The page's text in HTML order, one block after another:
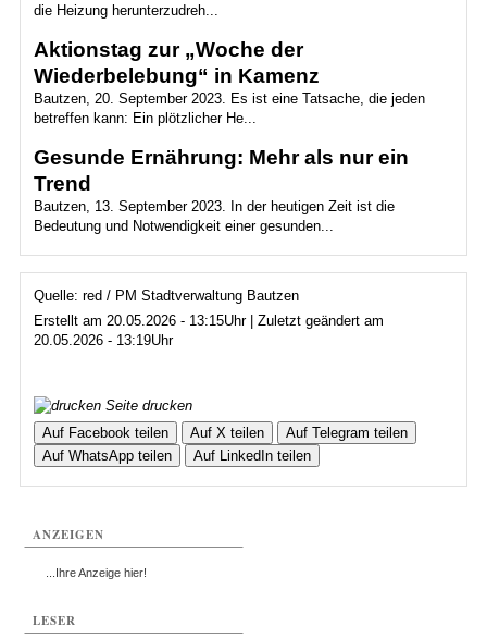
die Heizung herunterzudreh...
Aktionstag zur „Woche der
Wiederbelebung“ in Kamenz
Bautzen, 20. September 2023. Es ist eine Tatsache, die jeden
betreffen kann: Ein plötzlicher He...
Gesunde Ernährung: Mehr als nur ein
Trend
Bautzen, 13. September 2023. In der heutigen Zeit ist die
Bedeutung und Notwendigkeit einer gesunden...
Quelle: red / PM Stadtverwaltung Bautzen
Erstellt am 20.05.2026 - 13:15Uhr | Zuletzt geändert am
20.05.2026 - 13:19Uhr
Seite drucken
Auf Facebook teilen
Auf X teilen
Auf Telegram teilen
Auf WhatsApp teilen
Auf LinkedIn teilen
ANZEIGEN
...Ihre Anzeige hier!
LESER